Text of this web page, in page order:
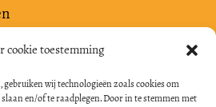
cookie toestemming
gebruiken wij technologieën zoals cookies om
en/of te raadplegen. Door in te stemmen met